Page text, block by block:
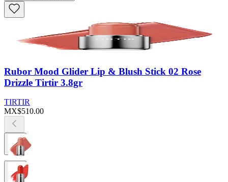
Rubor Mood Glider Lip & Blush Stick 02 Rose
Drizzle Tirtir 3.8gr
TIRTIR
MX$510.00